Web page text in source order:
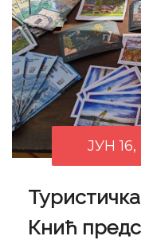
ЈУН 16,
Кнић